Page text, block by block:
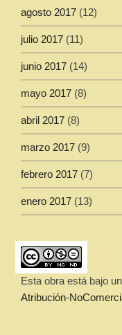
agosto 2017 (12)
julio 2017 (11)
junio 2017 (14)
mayo 2017 (8)
abril 2017 (8)
marzo 2017 (9)
febrero 2017 (7)
enero 2017 (13)
Esta obra está bajo
Atribución-